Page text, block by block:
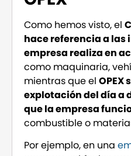
Como hemos visto, el
hace referencia a las
empresa realiza en
como maquinaria,
mientras que el OPEX
explotación del día a
que la empresa
combustible o
Por ejemplo, en una